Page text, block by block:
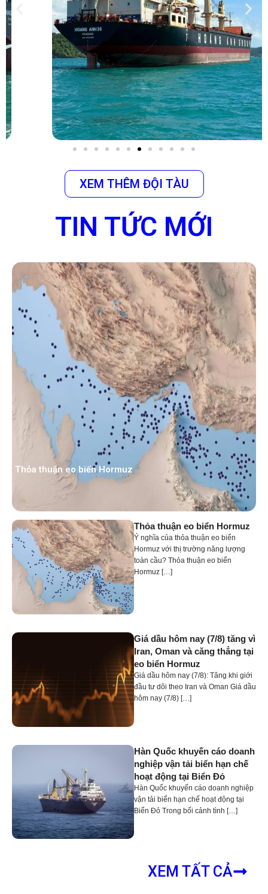
XEM THÊM ĐỘI TÀU
TIN TỨC MỚI
Thỏa thuận eo biển Hormuz
Thỏa thuận eo biển Hormuz
Ý nghĩa của thỏa thuận eo biển
Hormuz với thị trường năng lượng
toàn cầu? Thỏa thuận eo biển
Hormuz […]
Giá dầu hôm nay (7/8) tăng vì
Iran, Oman và căng thẳng tại
eo biển Hormuz
Giá dầu hôm nay (7/8): Tăng khi giới
đầu tư dõi theo Iran và Oman Giá dầu
hôm nay (7/8) […]
Hàn Quốc khuyến cáo doanh
nghiệp vận tải biển hạn chế
hoạt động tại Biển Đỏ
Hàn Quốc khuyến cáo doanh nghiệp
vận tải biển hạn chế hoạt động tại
Biển Đỏ Trong bối cảnh tình […]
XEM TẤT CẢ